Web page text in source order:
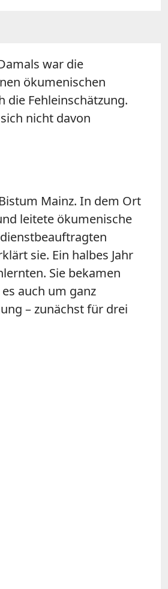
war die
ökumenischen
die Fehleinschätzung.
nicht davon
Mainz. In dem Ort
leitete ökumenische
sie. Ein halbes Jahr
Sie bekamen
auch um ganz
– zunächst für drei